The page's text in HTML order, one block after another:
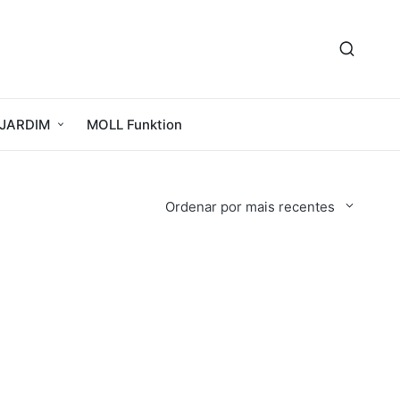
JARDIM MOLL Funktion
Ordenar por mais recentes